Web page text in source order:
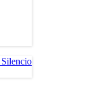
Silencio